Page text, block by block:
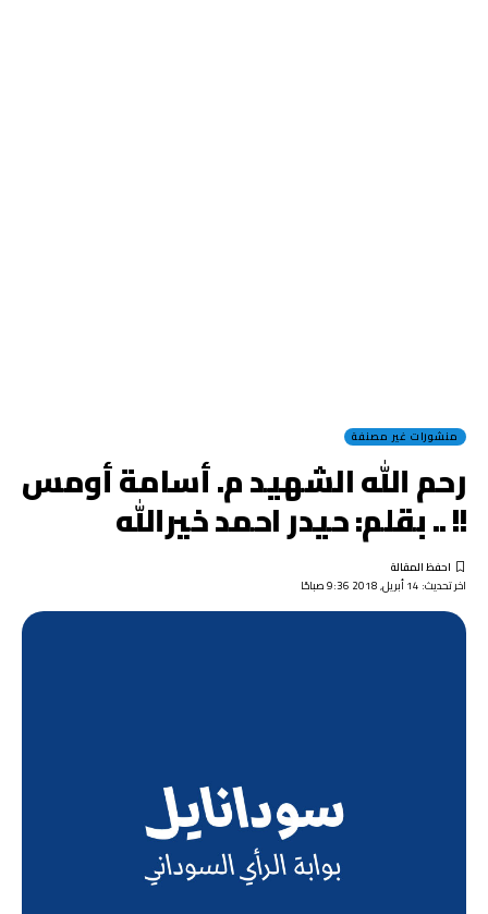
منشورات غير مصنفة
رحم الله الشهيد م. أسامة أومس
!! .. بقلم: حيدر احمد خيرالله
اخر تحديث: 14 أبريل, 2018 9:36 صباحًا